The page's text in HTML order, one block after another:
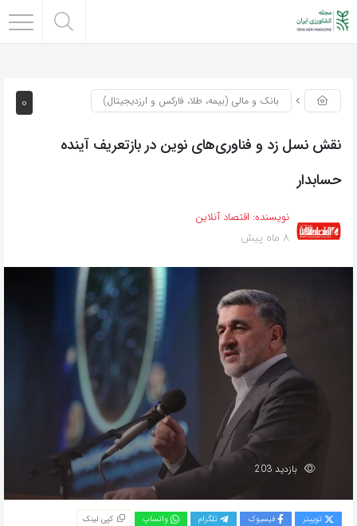
0 بانک و مالی (بیمه، طلا، فارکس و ارزدیجیتال)
نقش نسل زد و فناوری‌های نوین در بازتعریف آینده
حسابدار
نویسنده: اقتصاد آنلاین
8 ماه پیش
بازدید 203
توییتر فیسبوک تلگرام واتساپ کپی لینک